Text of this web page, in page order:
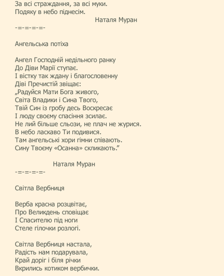
За всі страждання, за всі муки.
Подяку в небо піднесім.
Наталя Муран
-=-=-=-=-
Ангельська потіха
Ангел Господній недільного ранку
До Діви Марії ступає.
І вістку так ждану і благословенну
Діві Пречистій звіщає:
„Радуйся Мати Бога живого,
Світа Владики і Сина Твого,
Твій Син із гробу десь Воскресає
І люду своєму спасіння зсилає.
Не лий більше сльози, не плач не журися.
В небо ласкаво Ти подивися.
Там ангельські хори гімни співають.
Сину Твоєму «Осанна» скликають.”
Наталя Муран
-=-=-=-=-
Світла Вербниця
Верба красна розцвітає,
Про Великдень сповіщає
І Спасителю під ноги
Стеле гілочки розлогі.
Світла Вербниця настала,
Радість нам подарувала,
Край доріг і біля річки
Вкрились котиком вербички.